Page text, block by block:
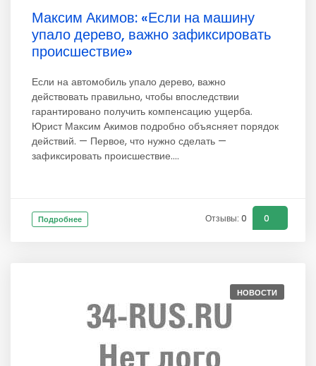
Максим Акимов: «Если на машину
упало дерево, важно зафиксировать
происшествие»
Если на автомобиль упало дерево, важно
действовать правильно, чтобы впоследствии
гарантировано получить компенсацию ущерба.
Юрист Максим Акимов подробно объясняет порядок
действий. — Первое, что нужно сделать —
зафиксировать происшествие....
Подробнее Отзывы: 0 0
НОВОСТИ